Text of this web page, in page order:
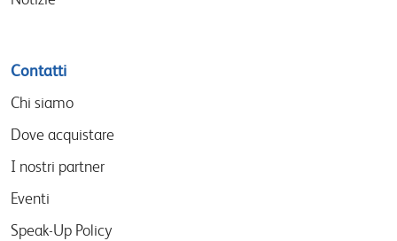
Contatti
Chi siamo
Dove acquistare
I nostri partner
Eventi
Speak-Up Policy